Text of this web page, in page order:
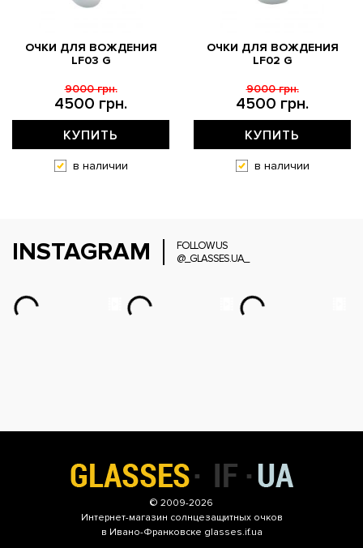
ОЧКИ ДЛЯ ВОЖДЕНИЯ
LF03 G
4500 грн.
9000 грн.
КУПИТЬ
в наличии
ОЧКИ ДЛЯ ВОЖДЕНИЯ
LF02 G
4500 грн.
9000 грн.
КУПИТЬ
в наличии
INSTAGRAM
FOLLOW US
@_GLASSES.UA_
© 2009-2026
Интернет-магазин солнцезащитных очков
в Ивано-Франковске glasses.if.ua